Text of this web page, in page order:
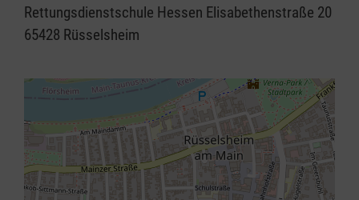
Rettungsdienstschule Hessen Elisabethenstraße 20
65428 Rüsselsheim